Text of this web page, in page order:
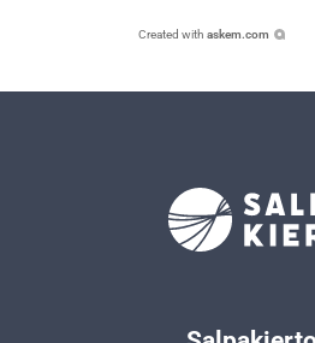
Created with askem.com